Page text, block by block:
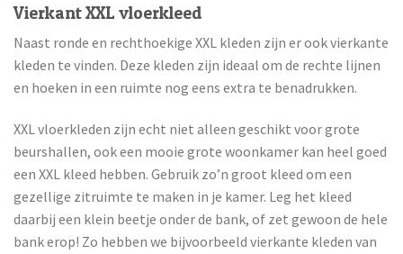
Vierkant XXL vloerkleed
Naast ronde en rechthoekige XXL kleden zijn er ook vierkante
kleden te vinden. Deze kleden zijn ideaal om de rechte lijnen
en hoeken in een ruimte nog eens extra te benadrukken.
XXL vloerkleden zijn echt niet alleen geschikt voor grote
beurshallen, ook een mooie grote woonkamer kan heel goed
een XXL kleed hebben. Gebruik zo’n groot kleed om een
gezellige zitruimte te maken in je kamer. Leg het kleed
daarbij een klein beetje onder de bank, of zet gewoon de hele
bank erop! Zo hebben we bijvoorbeeld vierkante kleden van